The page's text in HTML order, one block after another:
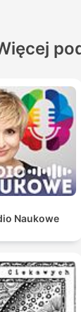
Naukowe